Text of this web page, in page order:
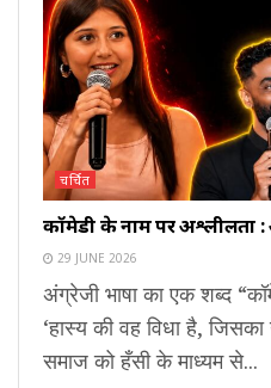
चर्चित
कॉमेडी के नाम पर
29 JUNE 2026
अंग्रेजी भाषा का एक शब्द
‘हास्य की वह विधा है,
समाज को हँसी के माध्यम से...